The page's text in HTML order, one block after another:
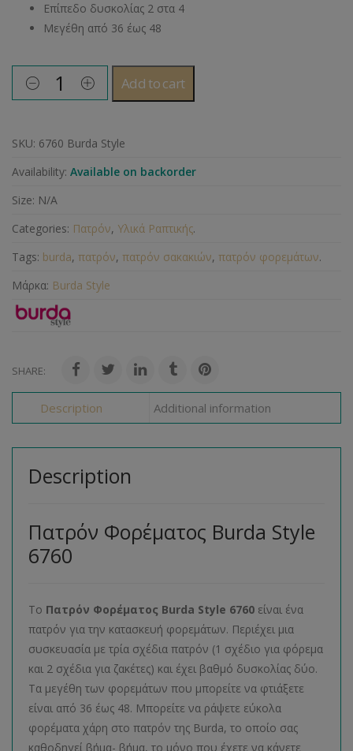
Επίπεδο δυσκολίας 2 στα 4
Μεγέθη από 36 έως 48
Add to cart
SKU: 6760 Burda Style
Availability: Available on backorder
Size: N/A
Categories: Πατρόν, Υλικά Ραπτικής.
Tags: burda, πατρόν, πατρόν σακακιών, πατρόν φορεμάτων.
Μάρκα: Burda Style
SHARE:
Description Additional information
Description
Πατρόν Φορέματος Burda Style
6760
Το Πατρόν Φορέματος Burda Style 6760 είναι ένα
πατρόν για την κατασκευή φορεμάτων. Περιέχει μια
συσκευασία με τρία σχέδια πατρόν (1 σχέδιο για φόρεμα
και 2 σχέδια για ζακέτες) και έχει βαθμό δυσκολίας δύο.
Τα μεγέθη των φορεμάτων που μπορείτε να φτιάξετε
είναι από 36 έως 48. Μπορείτε να ράψετε εύκολα
φορέματα χάρη στο πατρόν της Burda, το οποίο σας
καθοδηγεί βήμα- βήμα, το μόνο που έχετε να κάνετε